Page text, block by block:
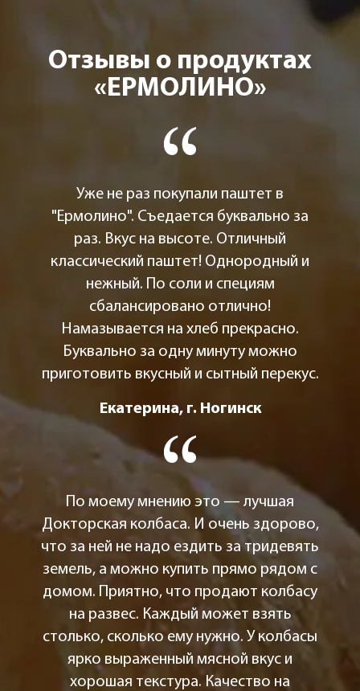
Отзывы о продуктах
«ЕРМОЛИНО»
Уже не раз покупали паштет в
"Ермолино". Съедается буквально за
раз. Вкус на высоте. Отличный
классический паштет! Однородный и
нежный. По соли и специям
сбалансировано отлично!
Намазывается на хлеб прекрасно.
Буквально за одну минуту можно
приготовить вкусный и сытный перекус.
Екатерина, г. Ногинск
По моему мнению это — лучшая
Докторская колбаса. И очень здорово,
что за ней не надо ездить за тридевять
земель, а можно купить прямо рядом с
домом. Приятно, что продают колбасу
на развес. Каждый может взять
столько, сколько ему нужно. У колбасы
ярко выраженный мясной вкус и
хорошая текстура. Качество на